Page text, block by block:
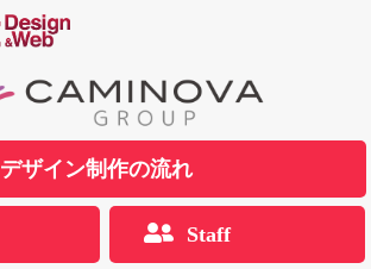
デザイン制作の流れ
Staff